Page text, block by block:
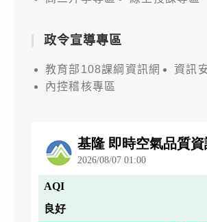
政令宣導專區
教育部108課綱資訊網
資訊
內控稽核專區